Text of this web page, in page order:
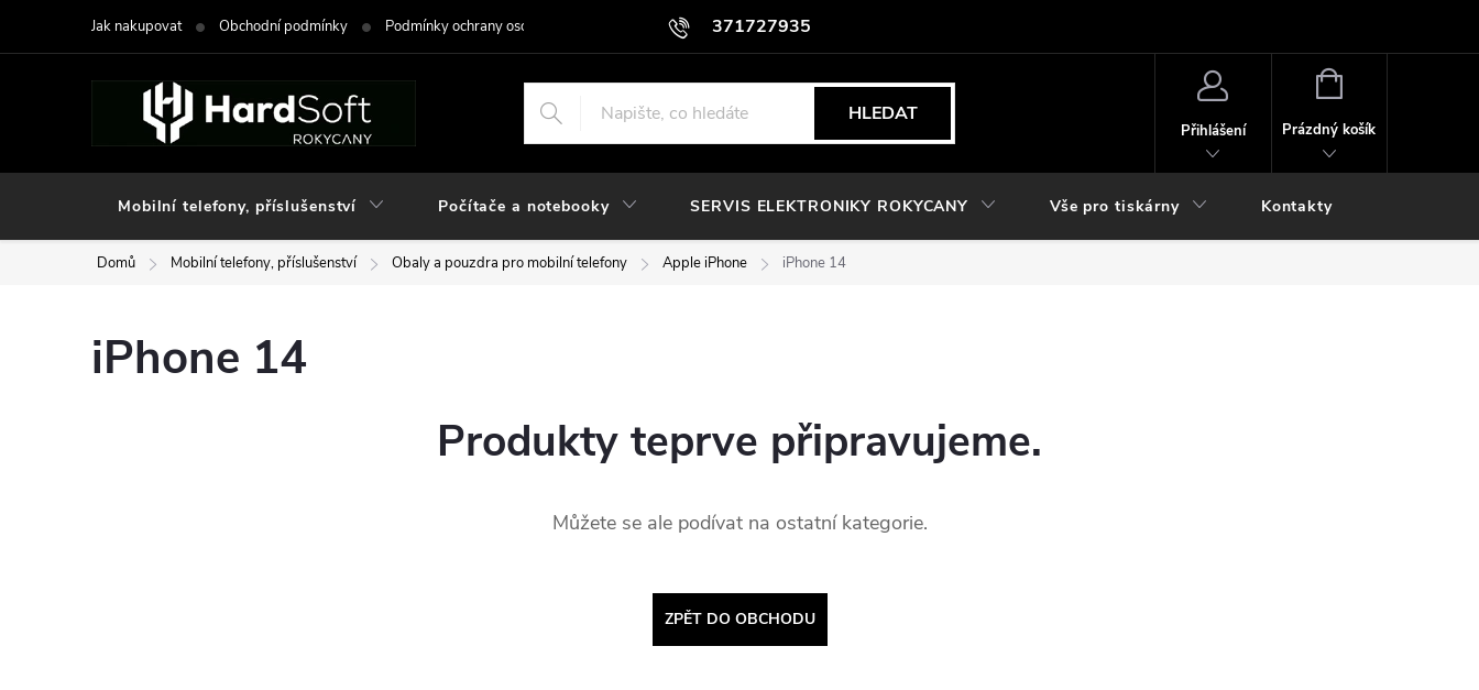
371727935
Jak nakupovat Obchodní podmínky Podmínky ochrany osobních údajů
HLEDAT
Přihlášení
NÁKUPNÍ
Prázdný košík
Mobilní telefony, příslušenství Počítače a notebooky SERVIS ELEKTRONIKY ROKYCANY Vše pro tiskárny Kontakty
Domů Mobilní telefony, příslušenství Obaly a pouzdra pro mobilní telefony Apple iPhone iPhone 14
iPhone 14
Produkty teprve připravujeme.
Můžete se ale podívat na ostatní kategorie.
ZPĚT DO OBCHODU